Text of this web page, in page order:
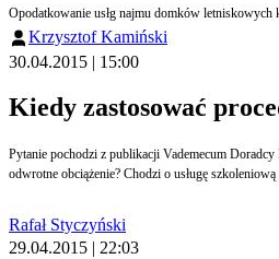
Krzysztof Kamiński
30.04.2015 | 15:00
Kiedy zastosować
Pytanie pochodzi z publikacji Vademecum Doradcy PodatkowegoFirma polska wykonała usługę na rzecz kontrahenta z Unii Europejskiej. Kontrahent unijny nie jest podatnikiem VAT, ale prowadzi
Rafał Styczyński
29.04.2015 | 22:03